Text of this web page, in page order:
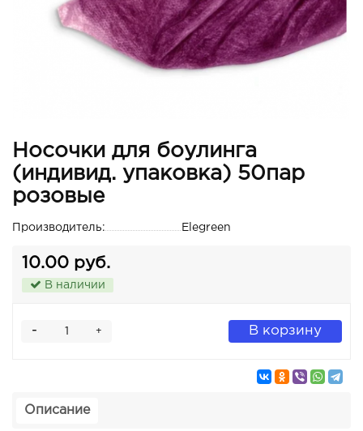
Носочки для боулинга
(индивид. упаковка) 50пар
розовые
Производитель: Elegreen
10.00 руб.
В наличии
+
- В корзину
Описание